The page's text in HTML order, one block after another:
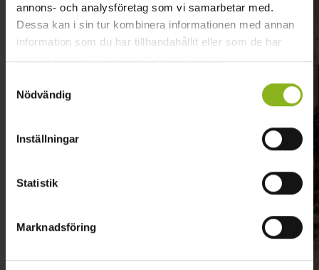
annons- och analysföretag som vi samarbetar med.
Dessa kan i sin tur kombinera informationen med annan
information som du har tillhandahållit eller som de har
samlat in när du har använt deras tjänster.
Nödvändig
Inställningar
Statistik
Marknadsföring
Höör